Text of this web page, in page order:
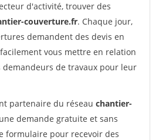
d'activité, trouver des
couverture.fr. Chaque jour,
demandent des devis en
vous mettre en relation
demandeurs de travaux pour leur
partenaire du réseau chantier-
demande gratuite et sans
formulaire pour recevoir des